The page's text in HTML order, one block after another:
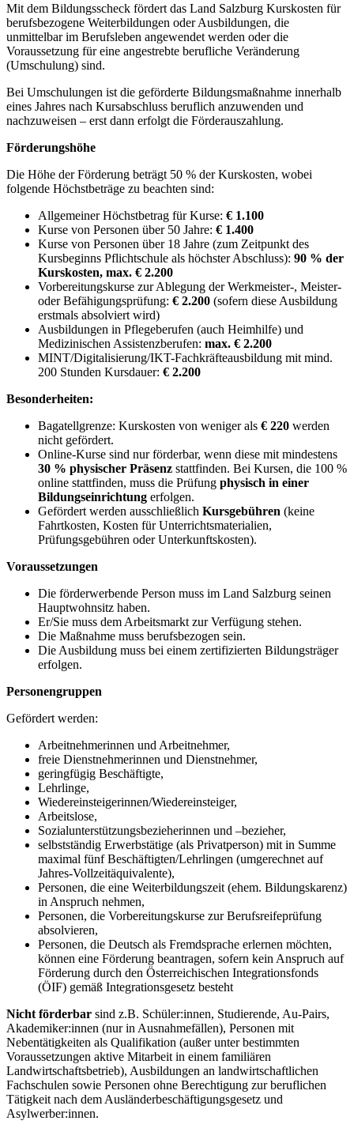
Mit dem Bildungsscheck fördert das Land Salzburg Kurskosten für
berufsbezogene Weiterbildungen oder Ausbildungen, die
unmittelbar im Berufsleben angewendet werden oder die
Voraussetzung für eine angestrebte berufliche Veränderung
(Umschulung) sind.
Bei Umschulungen ist die geförderte Bildungsmaßnahme innerhalb
eines Jahres nach Kursabschluss beruflich anzuwenden und
nachzuweisen – erst dann erfolgt die Förderauszahlung.
Förderungshöhe
Die Höhe der Förderung beträgt 50 % der Kurskosten, wobei
folgende Höchstbeträge zu beachten sind:
Allgemeiner Höchstbetrag für Kurse: € 1.100
Kurse von Personen über 50 Jahre: € 1.400
Kurse von Personen über 18 Jahre (zum Zeitpunkt des
Kursbeginns Pflichtschule als höchster Abschluss): 90 % der
Kurskosten, max. € 2.200
Vorbereitungskurse zur Ablegung der Werkmeister-, Meister-
oder Befähigungsprüfung: € 2.200 (sofern diese Ausbildung
erstmals absolviert wird)
Ausbildungen in Pflegeberufen (auch Heimhilfe) und
Medizinischen Assistenzberufen: max. € 2.200
MINT/Digitalisierung/IKT-Fachkräfteausbildung mit mind.
200 Stunden Kursdauer: € 2.200
Besonderheiten:
Bagatellgrenze: Kurskosten von weniger als € 220 werden
nicht gefördert.
Online-Kurse sind nur förderbar, wenn diese mit mindestens
30 % physischer Präsenz stattfinden. Bei Kursen, die 100 %
online stattfinden, muss die Prüfung physisch in einer
Bildungseinrichtung erfolgen.
Gefördert werden ausschließlich Kursgebühren (keine
Fahrtkosten, Kosten für Unterrichtsmaterialien,
Prüfungsgebühren oder Unterkunftskosten).
Voraussetzungen
Die förderwerbende Person muss im Land Salzburg seinen
Hauptwohnsitz haben.
Er/Sie muss dem Arbeitsmarkt zur Verfügung stehen.
Die Maßnahme muss berufsbezogen sein.
Die Ausbildung muss bei einem zertifizierten Bildungsträger
erfolgen.
Personengruppen
Gefördert werden:
Arbeitnehmerinnen und Arbeitnehmer,
freie Dienstnehmerinnen und Dienstnehmer,
geringfügig Beschäftigte,
Lehrlinge,
Wiedereinsteigerinnen/Wiedereinsteiger,
Arbeitslose,
Sozialunterstützungsbezieherinnen und –bezieher,
selbstständig Erwerbstätige (als Privatperson) mit in Summe
maximal fünf Beschäftigten/Lehrlingen (umgerechnet auf
Jahres-Vollzeitäquivalente),
Personen, die eine Weiterbildungszeit (ehem. Bildungskarenz)
in Anspruch nehmen,
Personen, die Vorbereitungskurse zur Berufsreifeprüfung
absolvieren,
Personen, die Deutsch als Fremdsprache erlernen möchten,
können eine Förderung beantragen, sofern kein Anspruch auf
Förderung durch den Österreichischen Integrationsfonds
(ÖIF) gemäß Integrationsgesetz besteht
Nicht förderbar sind z.B. Schüler:innen, Studierende, Au-Pairs,
Akademiker:innen (nur in Ausnahmefällen), Personen mit
Nebentätigkeiten als Qualifikation (außer unter bestimmten
Voraussetzungen aktive Mitarbeit in einem familiären
Landwirtschaftsbetrieb), Ausbildungen an landwirtschaftlichen
Fachschulen sowie Personen ohne Berechtigung zur beruflichen
Tätigkeit nach dem Ausländerbeschäftigungsgesetz und
Asylwerber:innen.